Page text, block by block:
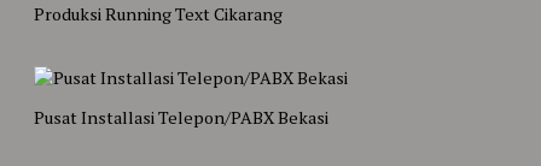
Produksi Running Text Cikarang
Pusat Installasi Telepon/PABX Bekasi